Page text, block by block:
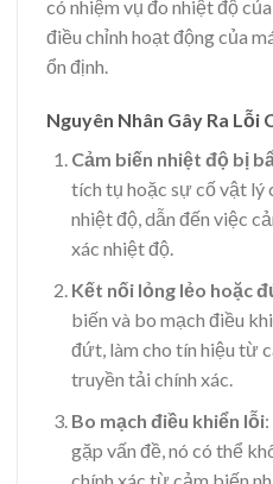
có nhiệm vụ đo nhiệt độ
điều chỉnh hoạt động của
ổn định.
Nguyên Nhân Gây Ra Lỗi
Cảm biến nhiệt độ bị
tích tụ hoặc sự cố vật lý
nhiệt độ, dẫn đến việc
xác nhiệt độ.
Kết nối lỏng lẻo hoặc
biến và bo mạch điều
đứt, làm cho tín hiệu từ
truyền tải chính xác.
Bo mạch điều khiển lỗi:
gặp vấn đề, nó có thể
chính xác từ cảm biến